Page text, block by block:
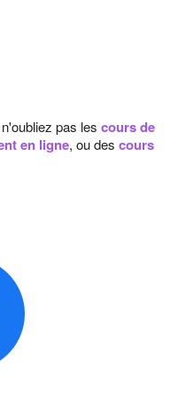
pas les cours de
en ligne, ou des cours